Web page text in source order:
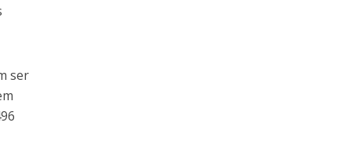
ser